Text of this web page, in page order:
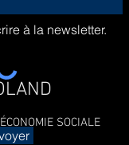
à la newsletter.
SOCIALE